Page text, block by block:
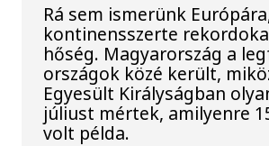
Rá sem ismerünk
kontinensszerte
hőség. Magyarország a
országok közé került,
Egyesült Királyságban
júliust mértek, amilyenre
volt példa.